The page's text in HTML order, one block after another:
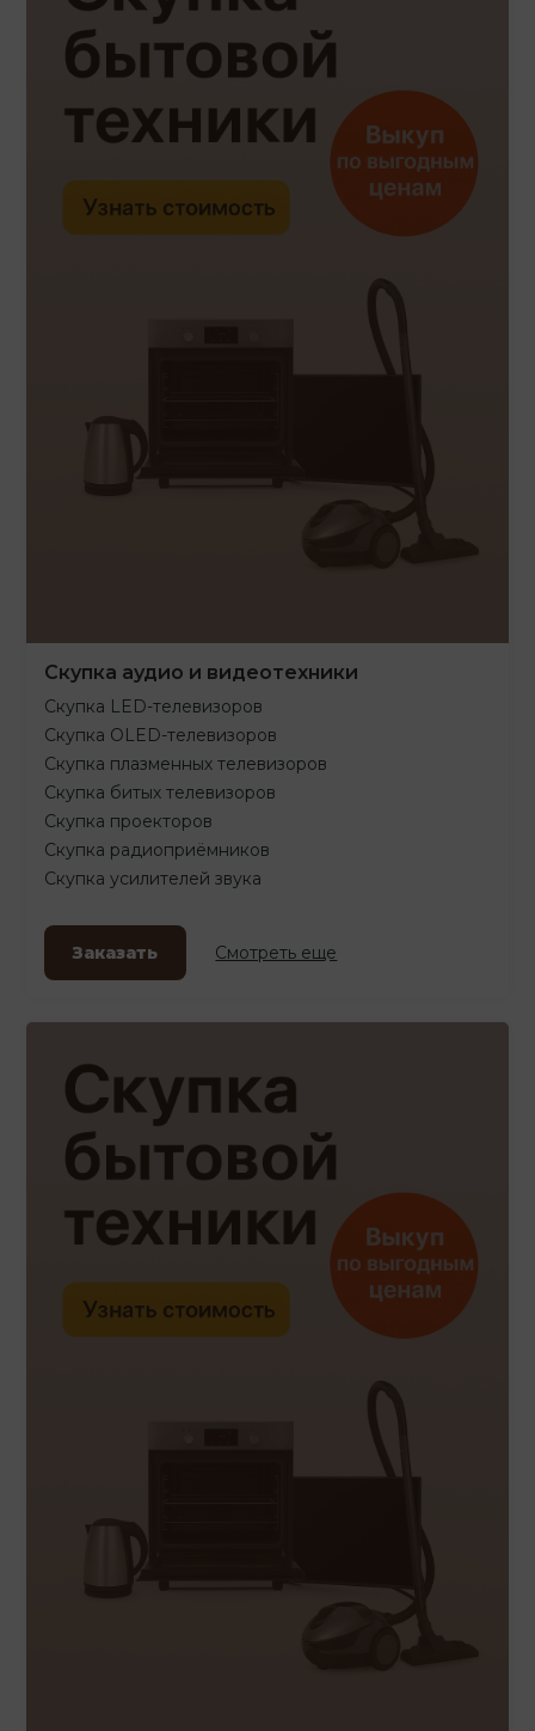
Скупка аудио и видеотехники
Скупка LED-телевизоров
Скупка OLED-телевизоров
Скупка плазменных телевизоров
Скупка битых телевизоров
Скупка проекторов
Скупка радиоприёмников
Скупка усилителей звука
Заказать Смотреть еще